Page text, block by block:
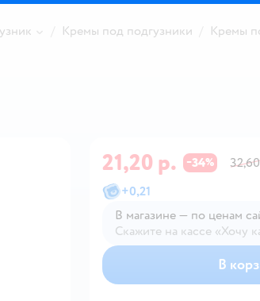
Кремы под подгузники Кремы
21,20 р. −34%
+0,21
В магазине — по ценам
Скажите на кассе «Хочу
В магазине — по ценам сайта
В